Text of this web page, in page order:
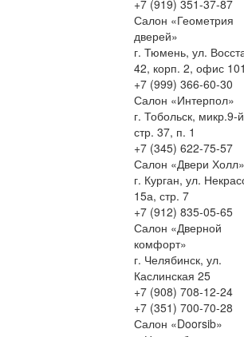
+7 (919) 351-37-87
Салон «Геометрия
дверей»
г. Тюмень, ул.
42, корп. 2, офис
+7 (999) 366-60-30
Салон «Интерпол»
г. Тобольск, микр.9-
стр. 37, п. 1
+7 (345) 622-75-57
Салон «Двери Холл»
г. Курган, ул.
15а, стр. 7
+7 (912) 835-05-65
Салон «Дверной
комфорт»
г. Челябинск, ул.
Каслинская 25
+7 (908) 708-12-24
+7 (351) 700-70-28
Салон «Doorsib»